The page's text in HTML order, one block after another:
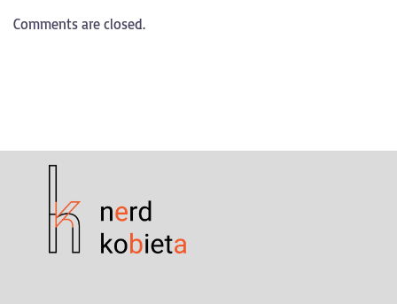
Comments are closed.